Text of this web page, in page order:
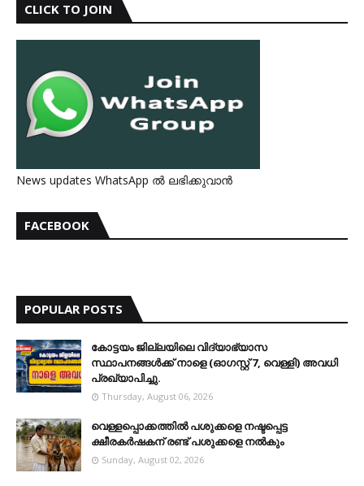
CLICK TO JOIN
News updates WhatsApp ൽ ലഭിക്കുവാൻ
FACEBOOK
POPULAR POSTS
കോട്ടയം ജില്ലയിലെ വിദ്യാഭ്യാസ
സ്ഥാപനങ്ങള്‍ക്ക് നാളെ (ഓഗസ്റ്റ് 7, വെള്ളി) അവധി
പ്രഖ്യാപിച്ചു.
Thursday, August 06, 2026
വെള്ളപ്പൊക്കത്തില്‍ പശുക്കളെ നഷ്ടപ്പെട്ട
ക്ഷീരകര്‍ഷകന് രണ്ട് പശുക്കളെ നല്‍കും
Sunday, August 02, 2026